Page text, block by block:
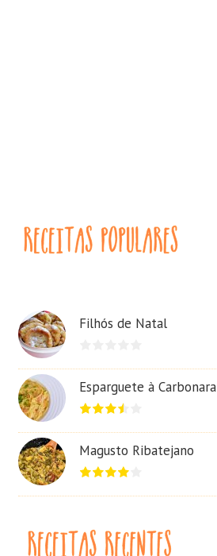
Filhós de Natal
Esparguete à Carbonara
Magusto Ribatejano